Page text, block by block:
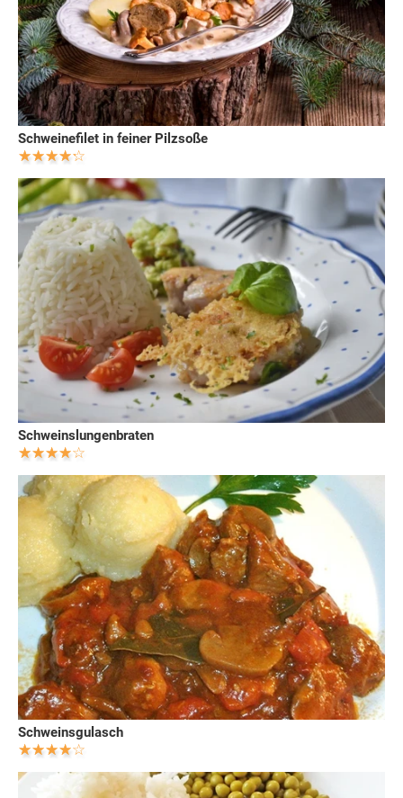
Schweinefilet in feiner Pilzsoße
Schweinslungenbraten
Schweinsgulasch